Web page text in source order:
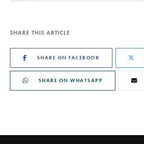
SHARE THIS ARTICLE
SHARE ON FACEBOOK
SHARE ON WHATSAPP